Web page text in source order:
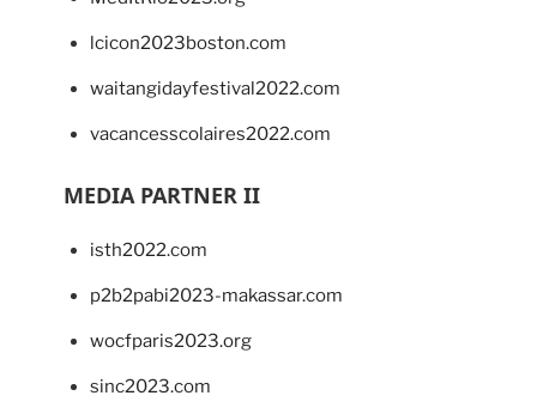
lcicon2023boston.com
waitangidayfestival2022.com
vacancesscolaires2022.com
MEDIA PARTNER II
isth2022.com
p2b2pabi2023-makassar.com
wocfparis2023.org
sinc2023.com